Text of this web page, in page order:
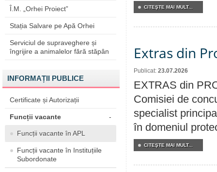
Î.M. „Orhei Proiect”
Stația Salvare pe Apă Orhei
Serviciul de supraveghere și
îngrijire a animalelor fără stăpân
INFORMAȚII PUBLICE
Certificate și Autorizații
Funcții vacante -
Funcții vacante în APL
Funcții vacante în Instituțiile
Subordonate
CITEŞTE MAI MULT...
Extras din
Publicat: 23.07.2026
EXTRAS din
Comisiei de
specialist
în domeniul
CITEŞTE MAI MULT...